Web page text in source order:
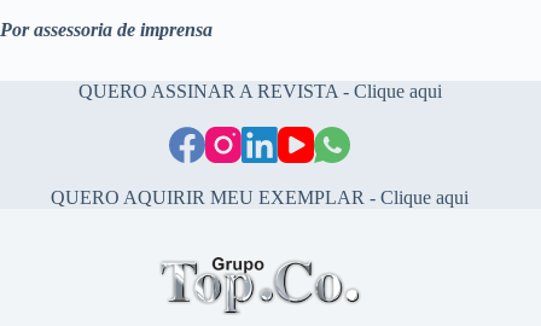
Por assessoria de imprensa
QUERO ASSINAR A REVISTA - Clique aqui
QUERO AQUIRIR MEU EXEMPLAR - Clique aqui